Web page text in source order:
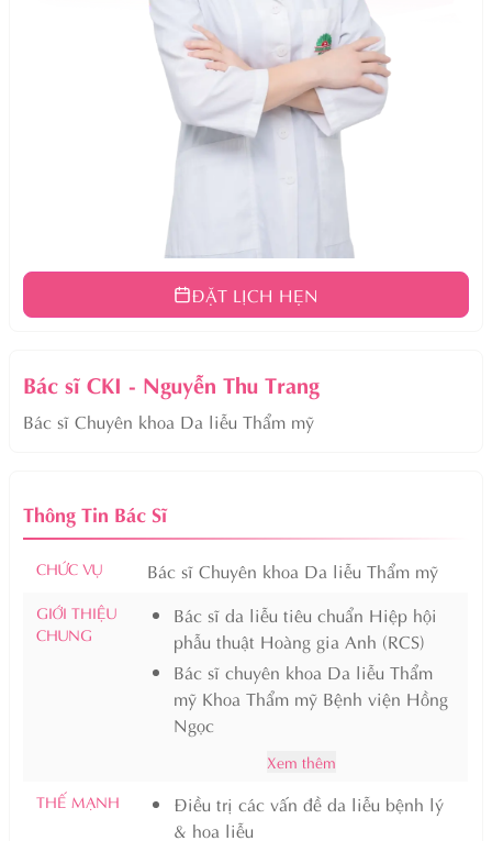
ĐẶT LỊCH HẸN
Bác sĩ CKI - Nguyễn Thu Trang
Bác sĩ Chuyên khoa Da liễu Thẩm mỹ
Thông Tin Bác Sĩ
CHỨC VỤ Bác sĩ Chuyên khoa Da liễu Thẩm mỹ
GIỚI THIỆU
CHUNG
Bác sĩ da liễu tiêu chuẩn Hiệp hội
phẫu thuật Hoàng gia Anh (RCS)
Bác sĩ chuyên khoa Da liễu Thẩm
mỹ Khoa Thẩm mỹ Bệnh viện Hồng
Ngọc
Xem thêm
THẾ MẠNH
Điều trị các vấn đề da liễu bệnh lý
& hoa liễu